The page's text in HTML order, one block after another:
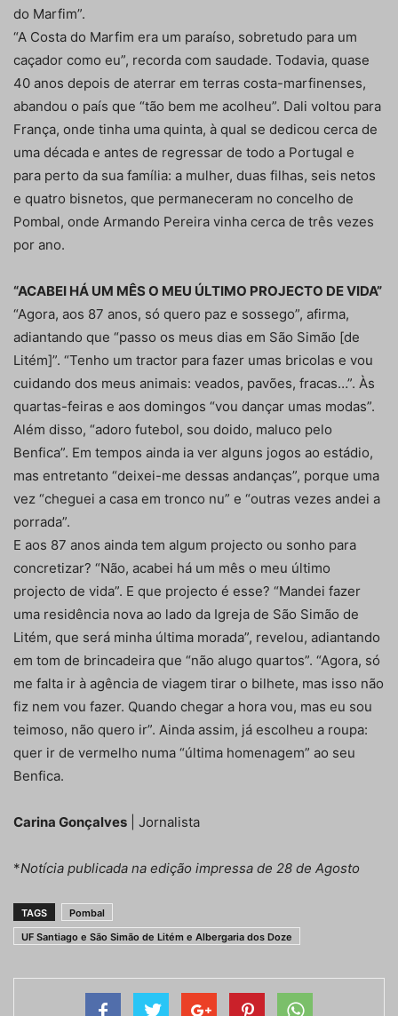
do Marfim”.
“A Costa do Marfim era um paraíso, sobretudo para um
caçador como eu”, recorda com saudade. Todavia, quase
40 anos depois de aterrar em terras costa-marfinenses,
abandou o país que “tão bem me acolheu”. Dali voltou para
França, onde tinha uma quinta, à qual se dedicou cerca de
uma década e antes de regressar de todo a Portugal e
para perto da sua família: a mulher, duas filhas, seis netos
e quatro bisnetos, que permaneceram no concelho de
Pombal, onde Armando Pereira vinha cerca de três vezes
por ano.
“ACABEI HÁ UM MÊS O MEU ÚLTIMO PROJECTO DE VIDA”
“Agora, aos 87 anos, só quero paz e sossego”, afirma,
adiantando que “passo os meus dias em São Simão [de
Litém]”. “Tenho um tractor para fazer umas bricolas e vou
cuidando dos meus animais: veados, pavões, fracas…”. Às
quartas-feiras e aos domingos “vou dançar umas modas”.
Além disso, “adoro futebol, sou doido, maluco pelo
Benfica”. Em tempos ainda ia ver alguns jogos ao estádio,
mas entretanto “deixei-me dessas andanças”, porque uma
vez “cheguei a casa em tronco nu” e “outras vezes andei a
porrada”.
E aos 87 anos ainda tem algum projecto ou sonho para
concretizar? “Não, acabei há um mês o meu último
projecto de vida”. E que projecto é esse? “Mandei fazer
uma residência nova ao lado da Igreja de São Simão de
Litém, que será minha última morada”, revelou, adiantando
em tom de brincadeira que “não alugo quartos”. “Agora, só
me falta ir à agência de viagem tirar o bilhete, mas isso não
fiz nem vou fazer. Quando chegar a hora vou, mas eu sou
teimoso, não quero ir”. Ainda assim, já escolheu a roupa:
quer ir de vermelho numa “última homenagem” ao seu
Benfica.
Carina Gonçalves | Jornalista
*Notícia publicada na edição impressa de 28 de Agosto
TAGS
Pombal
UF Santiago e São Simão de Litém e Albergaria dos Doze